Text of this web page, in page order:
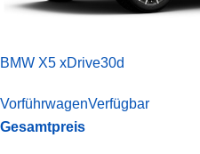
BMW X5 xDrive30d
VorführwagenVerfügbar
Gesamtpreis